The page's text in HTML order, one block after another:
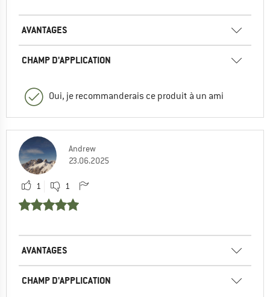
AVANTAGES
CHAMP D'APPLICATION
Oui, je recommanderais ce produit à un ami
Andrew
23.06.2025
1 1
AVANTAGES
CHAMP D'APPLICATION